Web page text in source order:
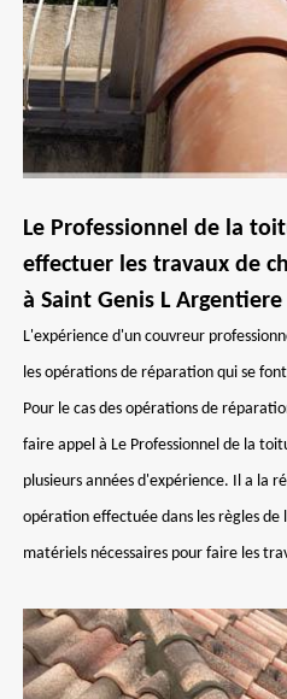
Le Professionnel de la
effectuer les travaux de
à Saint Genis L
L'expérience d'un couvreur
les opérations de réparation qui se
Pour le cas des opérations de
faire appel à Le Professionnel de la
plusieurs années d'expérience. Il a la
opération effectuée dans les règles
matériels nécessaires pour faire les